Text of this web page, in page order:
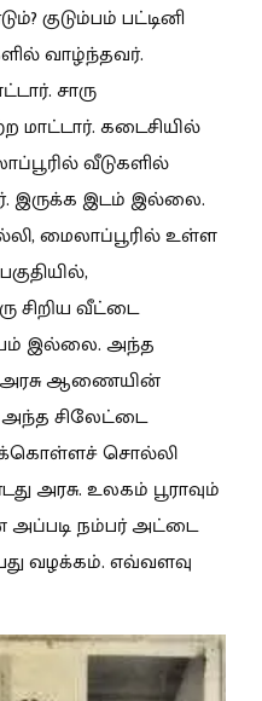
குடும்பம் பட்டினி
வாழ்ந்தவர்.
சாரு
கடைசியில்
வீடுகளில்
இருக்க இடம் இல்லை.
மைலாப்பூரில் உள்ள
சிறிய வீட்டை
இல்லை. அந்த
ஆணையின்
சிலேட்டை
சொல்லி
அரசு. உலகம் பூராவும்
அப்படி நம்பர் அட்டை
வழக்கம். எவ்வளவு